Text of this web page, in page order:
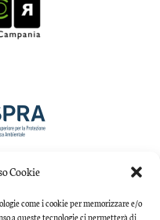
Cookie
come i cookie per memorizzare e/o
a queste tecnologie ci permetterà di